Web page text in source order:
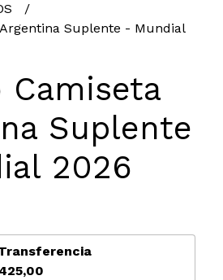
Suplente - Mundial
Camiseta
Suplente
2026